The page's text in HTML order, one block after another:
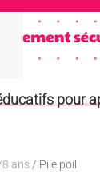
pour
ans / Pile poil